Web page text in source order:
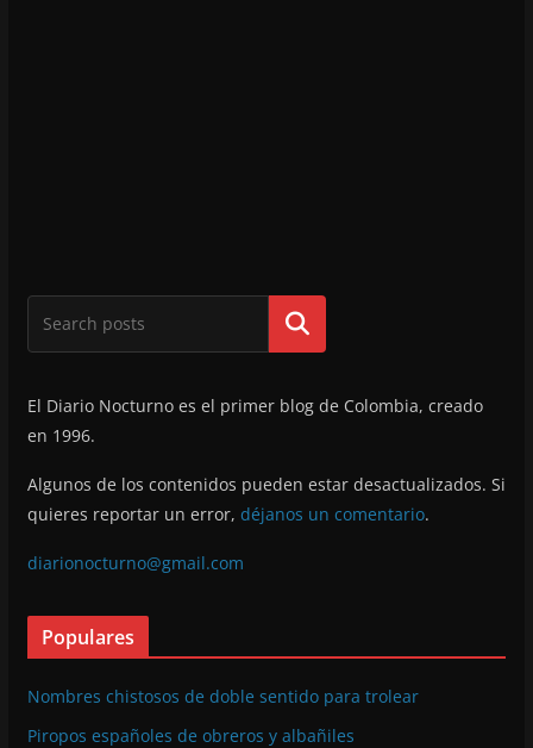
Buscar
El Diario Nocturno es el primer blog de Colombia, creado
en 1996.
Algunos de los contenidos pueden estar desactualizados. Si
quieres reportar un error, déjanos un comentario.
diarionocturno@gmail.com
Populares
Nombres chistosos de doble sentido para trolear
Piropos españoles de obreros y albañiles